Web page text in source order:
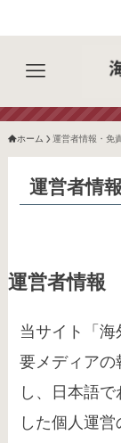
ホーム 運営者情報・免
運営者情
運営者情報
当サイト「
要メディアの
し、日本語
した個人運営